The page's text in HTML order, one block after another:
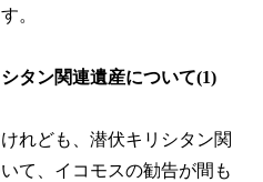
。
タン関連遺産について(1)
れども、潜伏キリシタン関
て、イコモスの勧告が間も